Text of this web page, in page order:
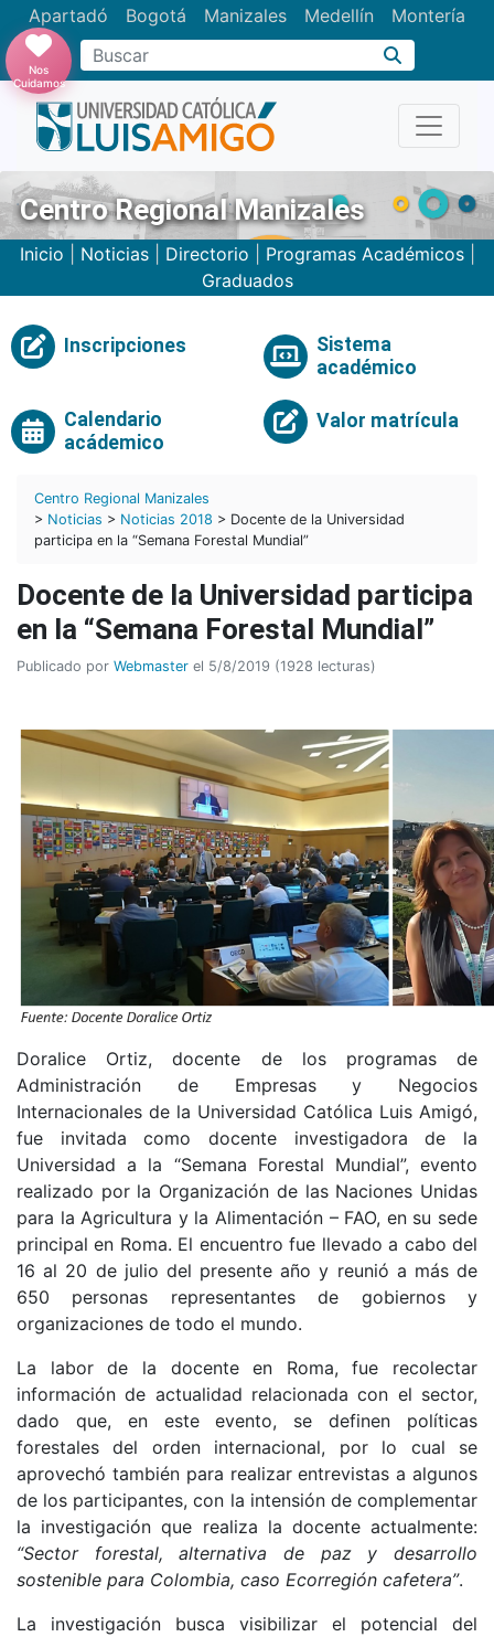
Apartadó Bogotá Manizales Medellín Montería
Nos
Cuidamos
Centro Regional Manizales
Inicio Noticias| Directorio Programas Académicos|
Graduados
Inscripciones
Sistema
académico
Calendario
acádemico
Valor matrícula
Centro Regional Manizales
> Noticias > Noticias 2018 > Docente de la Universidad
participa en la “Semana Forestal Mundial”
Docente de la Universidad participa
en la “Semana Forestal Mundial”
Publicado por Webmaster el 5/8/2019 (1928 lecturas)
Doralice Ortiz, docente de los programas de
Administración de Empresas y Negocios
Internacionales de la Universidad Católica Luis Amigó,
fue invitada como docente investigadora de la
Universidad a la “Semana Forestal Mundial”, evento
realizado por la Organización de las Naciones Unidas
para la Agricultura y la Alimentación – FAO, en su sede
principal en Roma. El encuentro fue llevado a cabo del
16 al 20 de julio del presente año y reunió a más de
650 personas representantes de gobiernos y
organizaciones de todo el mundo.
La labor de la docente en Roma, fue recolectar
información de actualidad relacionada con el sector,
dado que, en este evento, se definen políticas
forestales del orden internacional, por lo cual se
aprovechó también para realizar entrevistas a algunos
de los participantes, con la intensión de complementar
la investigación que realiza la docente actualmente:
“Sector forestal, alternativa de paz y desarrollo
sostenible para Colombia, caso Ecorregión cafetera”.
La investigación busca visibilizar el potencial del